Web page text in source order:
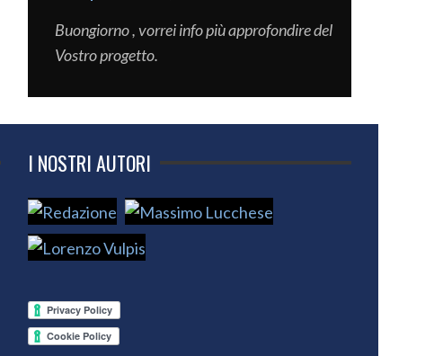
Buongiorno , vorrei info più approfondire del
Vostro progetto.
I NOSTRI AUTORI